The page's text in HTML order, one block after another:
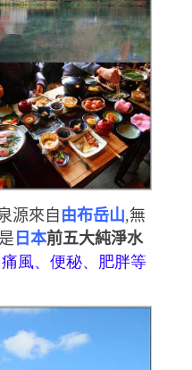
源來自 由布岳山,無
日本前五大純淨水
風、便秘、肥胖等